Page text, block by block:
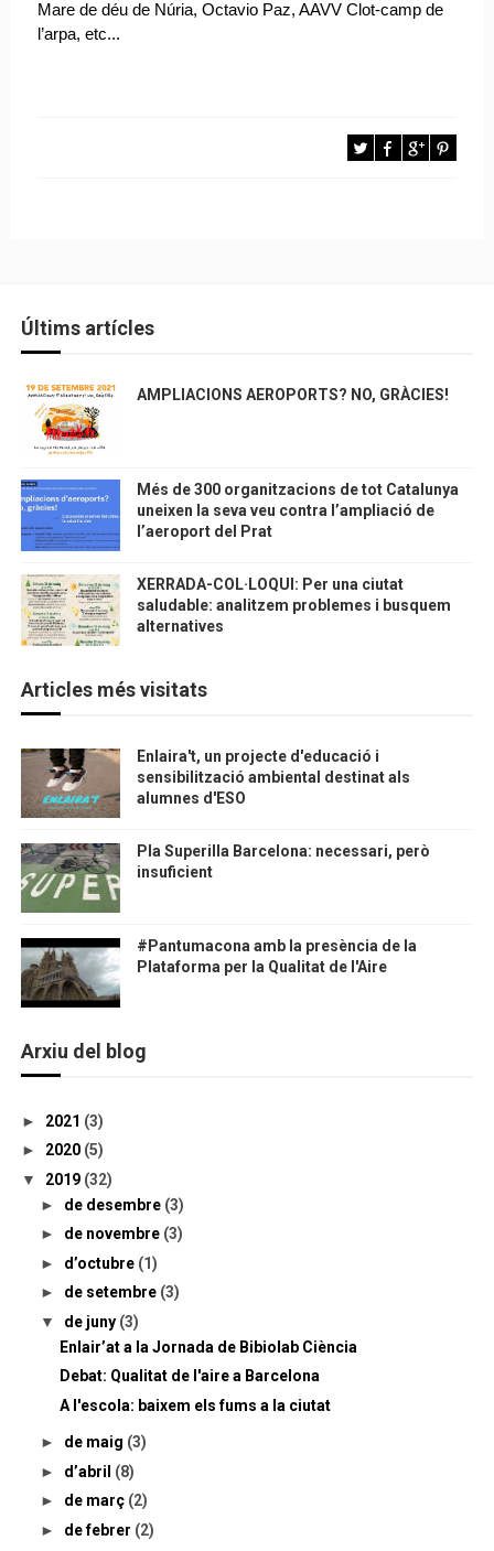
Mare de déu de Núria, Octavio Paz, AAVV Clot-camp de
l’arpa, etc...
Últims artícles
AMPLIACIONS AEROPORTS? NO, GRÀCIES!
Més de 300 organitzacions de tot Catalunya
uneixen la seva veu contra l’ampliació de
l’aeroport del Prat
XERRADA-COL·LOQUI: Per una ciutat
saludable: analitzem problemes i busquem
alternatives
Articles més visitats
Enlaira't, un projecte d'educació i
sensibilització ambiental destinat als
alumnes d'ESO
Pla Superilla Barcelona: necessari, però
insuficient
#Pantumacona amb la presència de la
Plataforma per la Qualitat de l'Aire
Arxiu del blog
► 2021 (3)
► 2020 (5)
▼ 2019 (32)
► de desembre (3)
► de novembre (3)
► d’octubre (1)
► de setembre (3)
▼ de juny (3)
Enlair’at a la Jornada de Bibiolab Ciència
Debat: Qualitat de l'aire a Barcelona
A l'escola: baixem els fums a la ciutat
► de maig (3)
► d’abril (8)
► de març (2)
► de febrer (2)